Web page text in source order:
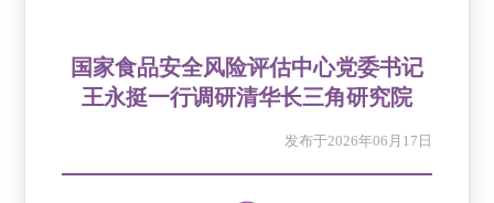
国家食品安全风险评估中心党委书记
王永挺一行调研清华长三角研究院
发布于2026年06月17日